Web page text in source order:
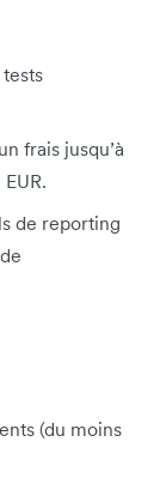
frais jusqu’à
de reporting
(du moins